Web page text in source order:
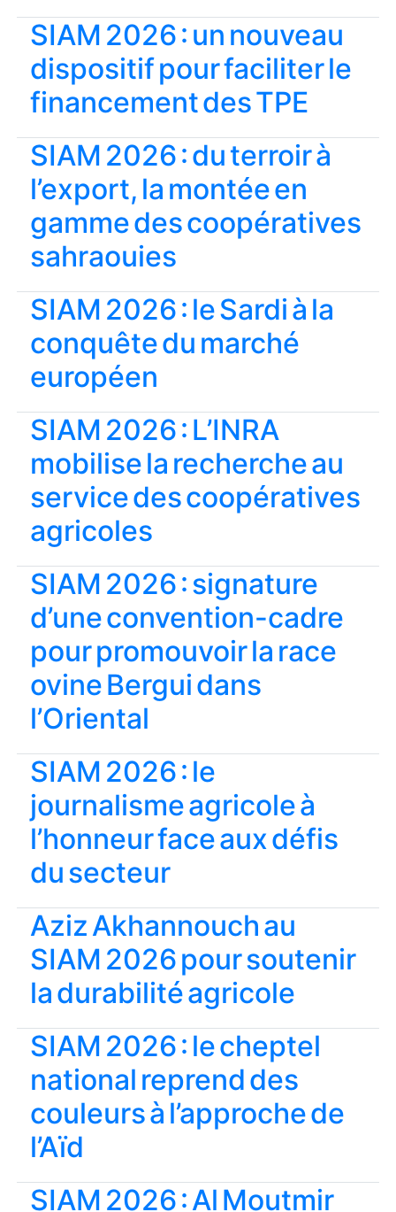
SIAM 2026 : un nouveau
dispositif pour faciliter le
financement des TPE
SIAM 2026 : du terroir à
l’export, la montée en
gamme des coopératives
sahraouies
SIAM 2026 : le Sardi à la
conquête du marché
européen
SIAM 2026 : L’INRA
mobilise la recherche au
service des coopératives
agricoles
SIAM 2026 : signature
d’une convention-cadre
pour promouvoir la race
ovine Bergui dans
l’Oriental
SIAM 2026 : le
journalisme agricole à
l’honneur face aux défis
du secteur
Aziz Akhannouch au
SIAM 2026 pour soutenir
la durabilité agricole
SIAM 2026 : le cheptel
national reprend des
couleurs à l’approche de
l’Aïd
SIAM 2026 : Al Moutmir